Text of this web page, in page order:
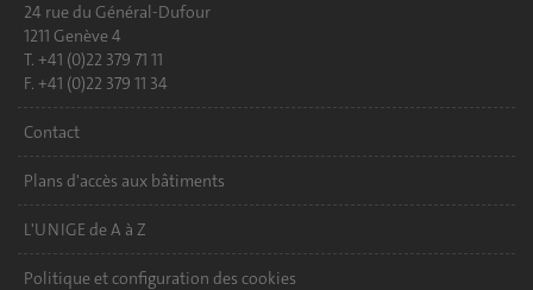
24 rue du Général-Dufour
1211 Genève 4
T. +41 (0)22 379 71 11
F. +41 (0)22 379 11 34
Contact
Plans d'accès aux bâtiments
L'UNIGE de A à Z
Politique et configuration des cookies